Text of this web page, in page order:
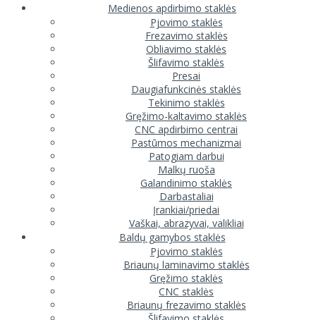
Medienos apdirbimo staklės
Pjovimo staklės
Frezavimo staklės
Obliavimo staklės
Šlifavimo staklės
Presai
Daugiafunkcinės staklės
Tekinimo staklės
Gręžimo-kaltavimo staklės
CNC apdirbimo centrai
Pastūmos mechanizmai
Patogiam darbui
Malkų ruoša
Galandinimo staklės
Darbastaliai
Įrankiai/priedai
Vaškai, abrazyvai, valikliai
Baldų gamybos staklės
Pjovimo staklės
Briaunų laminavimo staklės
Gręžimo staklės
CNC staklės
Briaunų frezavimo staklės